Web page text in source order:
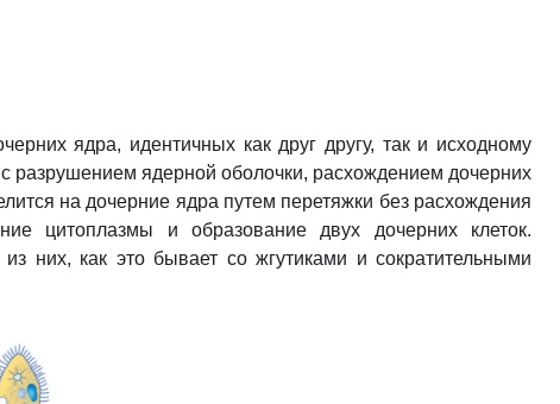
ядра, идентичных как друг другу, так и исходному
разрушением ядерной оболочки, расхождением дочерних
на дочерние ядра путем перетяжки без расхождения
цитоплазмы и образование двух дочерних клеток.
них, как это бывает со жгутиками и сократительными